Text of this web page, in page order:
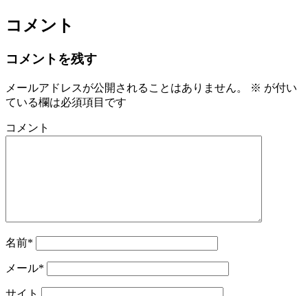
コメント
コメントを残す
メールアドレスが公開されることはありません。 ※ が付い
ている欄は必須項目です
コメント
名前*
メール*
サイト